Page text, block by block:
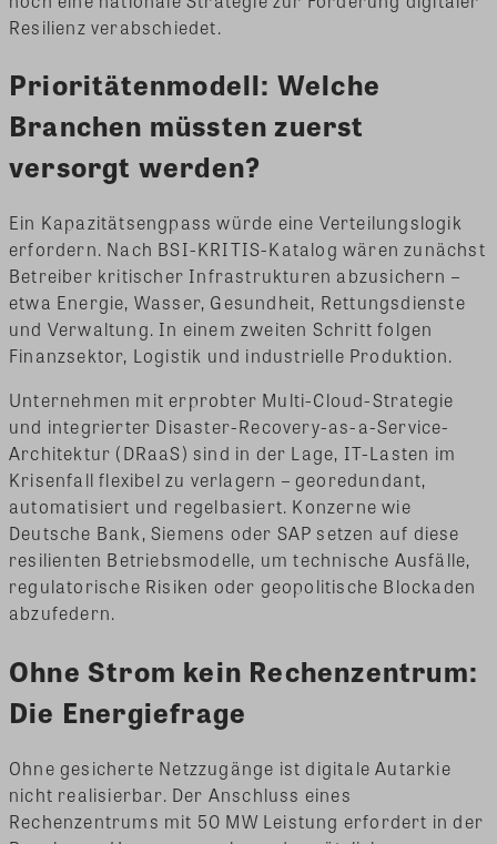
Resilienz verabschiedet.
Prioritätenmodell: Welche
Branchen müssten zuerst
versorgt werden?
Ein Kapazitätsengpass würde eine Verteilungslogik
erfordern. Nach BSI-KRITIS-Katalog wären zunächst
Betreiber kritischer Infrastrukturen abzusichern –
etwa Energie, Wasser, Gesundheit, Rettungsdienste
und Verwaltung. In einem zweiten Schritt folgen
Finanzsektor, Logistik und industrielle Produktion.
Unternehmen mit erprobter Multi-Cloud-Strategie
und integrierter Disaster-Recovery-as-a-Service-
Architektur (DRaaS) sind in der Lage, IT-Lasten im
Krisenfall flexibel zu verlagern – georedundant,
automatisiert und regelbasiert. Konzerne wie
Deutsche Bank, Siemens oder SAP setzen auf diese
resilienten Betriebsmodelle, um technische Ausfälle,
regulatorische Risiken oder geopolitische Blockaden
abzufedern.
Ohne Strom kein Rechenzentrum:
Die Energiefrage
Ohne gesicherte Netzzugänge ist digitale Autarkie
nicht realisierbar. Der Anschluss eines
Rechenzentrums mit 50 MW Leistung erfordert in der